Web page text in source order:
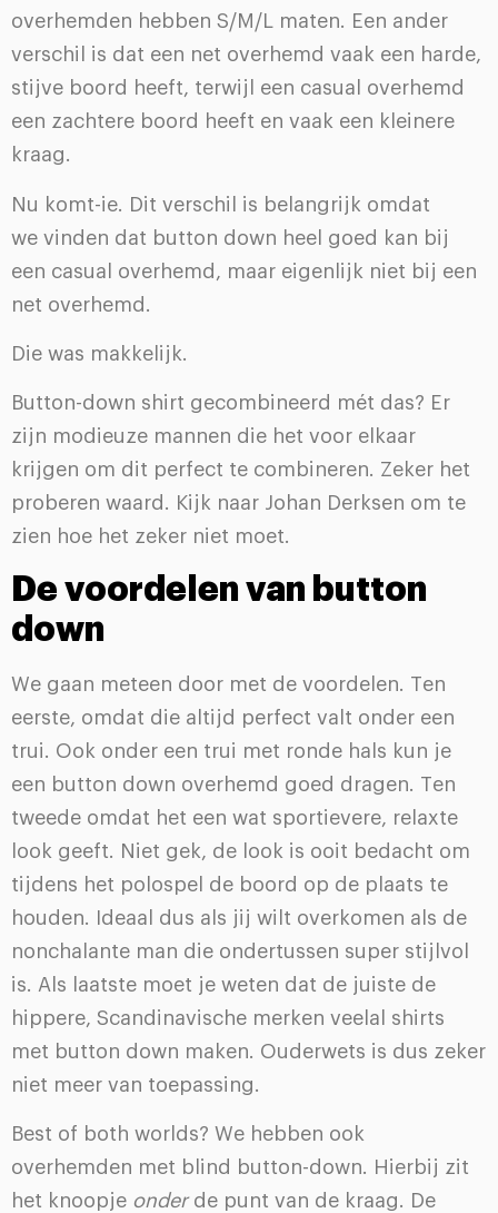
overhemden hebben S/M/L maten. Een ander
verschil is dat een net overhemd vaak een harde,
stijve boord heeft, terwijl een casual overhemd
een zachtere boord heeft en vaak een kleinere
kraag.
Nu komt-ie. Dit verschil is belangrijk omdat
we vinden dat button down heel goed kan bij
een casual overhemd, maar eigenlijk niet bij een
net overhemd.
Die was makkelijk.
Button-down shirt gecombineerd mét das? Er
zijn modieuze mannen die het voor elkaar
krijgen om dit perfect te combineren. Zeker het
proberen waard. Kijk naar Johan Derksen om te
zien hoe het zeker niet moet.
De voordelen van button
down
We gaan meteen door met de voordelen. Ten
eerste, omdat die altijd perfect valt onder een
trui. Ook onder een trui met ronde hals kun je
een button down overhemd goed dragen. Ten
tweede omdat het een wat sportievere, relaxte
look geeft. Niet gek, de look is ooit bedacht om
tijdens het polospel de boord op de plaats te
houden. Ideaal dus als jij wilt overkomen als de
nonchalante man die ondertussen super stijlvol
is. Als laatste moet je weten dat de juiste de
hippere, Scandinavische merken veelal shirts
met button down maken. Ouderwets is dus zeker
niet meer van toepassing.
Best of both worlds? We hebben ook
overhemden met blind button-down. Hierbij zit
het knoopje onderde punt van de kraag. De